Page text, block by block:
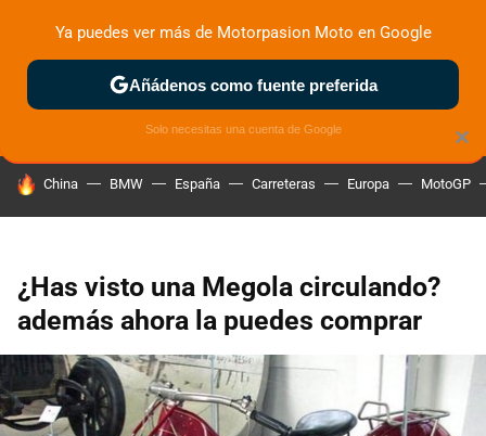
ZONA DE PRUEBAS DEPORTIVAS MOTOS ELÉCTRICAS
HOY SE HABLA DE
China BMW España Carreteras Europa MotoGP
¿Has visto una Megola circulando?
además ahora la puedes comprar
×
Ya puedes ver más de Motorpasion Moto en Google
Añádenos como fuente preferida
Solo necesitas una cuenta de Google